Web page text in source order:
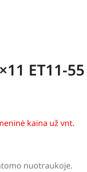
ET11-
kaina už vnt.
nuotraukoje.